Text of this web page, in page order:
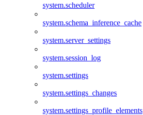
system.scheduler
system.schema_inference_cache
system.server_settings
system.session_log
system.settings
system.settings_changes
system.settings_profile_elements